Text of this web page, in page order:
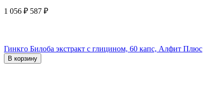
1 056 ₽ 587 ₽
Гинкго Билоба экстракт с глицином, 60 капс, Алфит Плюс
В корзину